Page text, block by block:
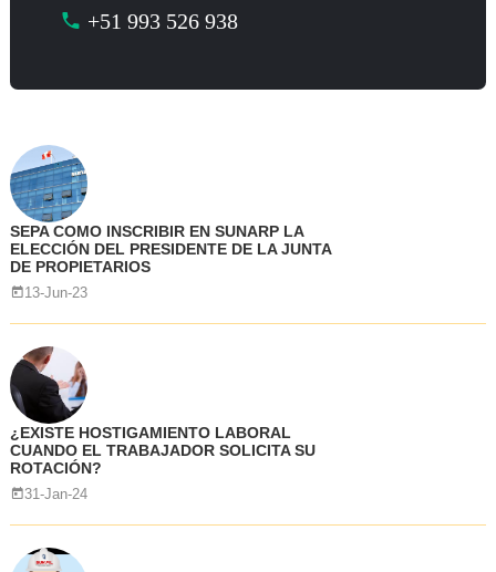
+51 993 526 938
SEPA COMO INSCRIBIR EN SUNARP LA
ELECCIÓN DEL PRESIDENTE DE LA JUNTA
DE PROPIETARIOS
13-Jun-23
¿EXISTE HOSTIGAMIENTO LABORAL
CUANDO EL TRABAJADOR SOLICITA SU
ROTACIÓN?
31-Jan-24